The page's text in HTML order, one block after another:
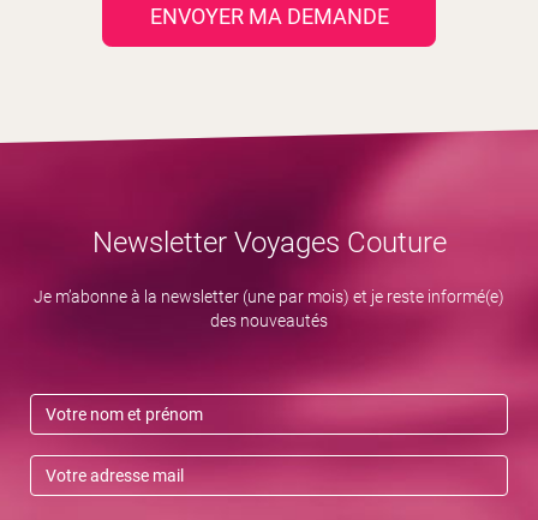
ENVOYER MA DEMANDE
Newsletter Voyages Couture
Je m’abonne à la newsletter (une par mois) et je reste informé(e)
des nouveautés